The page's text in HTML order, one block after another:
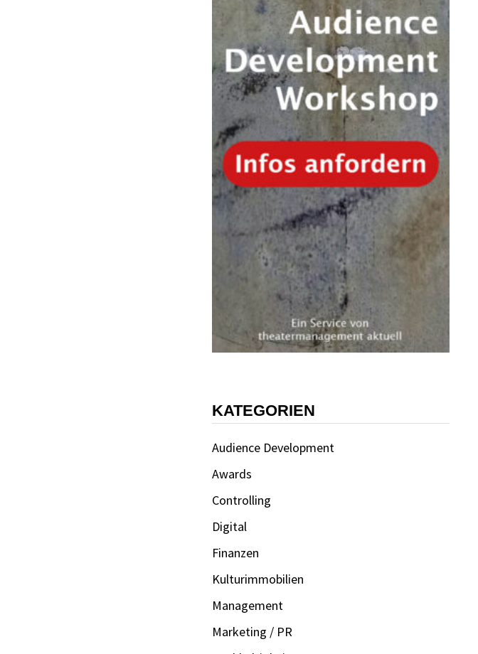
KATEGORIEN
Audience Development
Awards
Controlling
Digital
Finanzen
Kulturimmobilien
Management
Marketing / PR